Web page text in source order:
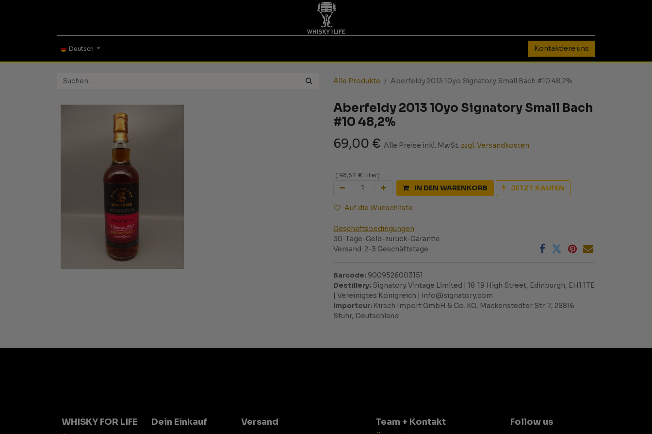
Deutsch Kontaktiere uns
Alle Produkte Aberfeldy 2013 10yo Signatory Small Bach #10 48,2%
Aberfeldy 2013 10yo Signatory Small Bach
#10 48,2%
69,00 € Alle Preise inkl. MwSt. zzgl. Versandkosten
( 98,57 € Liter)
IN DEN WARENKORB JETZT KAUFEN
Auf die Wunschliste
Geschäftsbedingungen
30-Tage-Geld-zurück-Garantie
Versand: 2-3 Geschäftstage
Barcode: 9009526003151
Destillery: Signatory Vintage Limited | 18‑19 High Street, Edinburgh, EH1 1TE
| Vereinigtes Königreich | info@signatory.com
Importeur: Kirsch Import GmbH & Co. KG, Mackenstedter Str. 7, 28816
Stuhr, Deutschland
Follow us
Dein Einkauf Team + Kontakt
Versand
WHISKY FOR LIFE